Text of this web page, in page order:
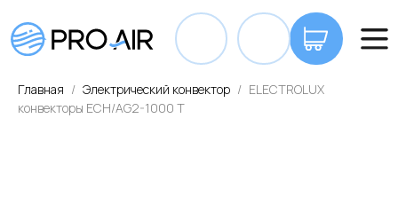
+7
Главная Электрический конвектор
ELECTROLUX
конвекторы ECH/AG2-1000 T